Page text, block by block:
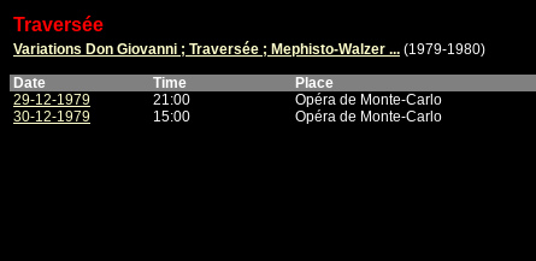
Traversée
Variations Don Giovanni ; Traversée ; Mephisto-Walzer ... (1979-1980)
Date
Time
Place
29-12-1979
21:00
Opéra de Monte-Carlo
30-12-1979
15:00 Opéra de Monte-Carlo